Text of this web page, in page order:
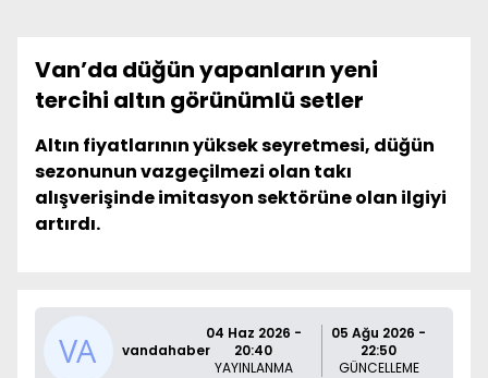
Van’da düğün yapanların yeni
tercihi altın görünümlü setler
Altın fiyatlarının yüksek seyretmesi, düğün
sezonunun vazgeçilmezi olan takı
alışverişinde imitasyon sektörüne olan ilgiyi
artırdı.
vandahaber
04 Haz 2026 -
20:40
YAYINLANMA
05 Ağu 2026 -
22:50
GÜNCELLEME